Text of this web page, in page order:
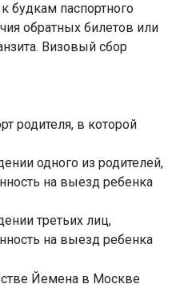
будкам паспортного
обратных билетов или
Визовый сбор
родителя, в которой
одного из родителей,
на выезд ребенка
третьих лиц,
на выезд ребенка
Йемена в Москве